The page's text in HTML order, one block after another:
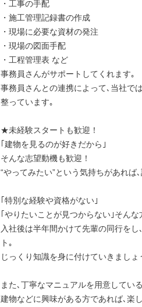
・工事の手配
・施工管理記録書の作成
・現場に必要な資材の発注
・現場の図面手配
・工程管理表 など
事務員さんがサポートしてくれます｡
事務員さんとの連携によって､当社で
整っています｡
★未経験スタートも歓迎！
｢建物を見るのが好きだから｣
そんな志望動機も歓迎！
“やってみたい”という気持ちがあれば
｢特別な経験や資格がない｣
｢やりたいことが見つからない｣そん
入社後は半年間かけて先輩の同行を
ト｡
じっくり知識を身に付けていきましょ
また､丁寧なマニュアルを用意してい
建物などに興味がある方であれば､楽